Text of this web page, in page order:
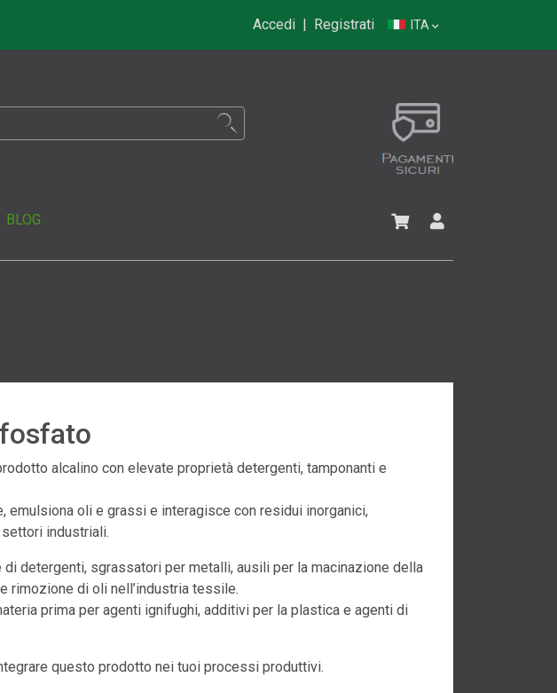
ITA
Accedi| Registrati
BLOG
alcalino con elevate proprietà detergenti, tamponanti e
emulsiona oli e grassi e interagisce con residui inorganici,
industriali.
detergenti, sgrassatori per metalli, ausili per la macinazione della
rimozione di oli nell’industria tessile.
prima per agenti ignifughi, additivi per la plastica e agenti di
questo prodotto nei tuoi processi produttivi.